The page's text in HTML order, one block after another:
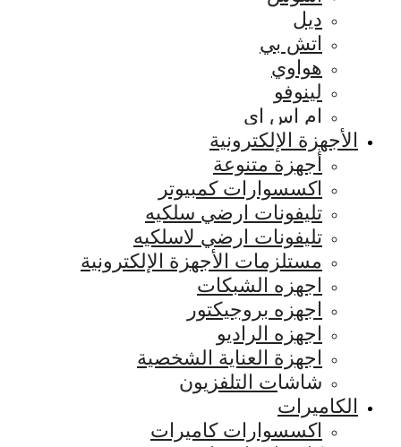
ديل
اتش بي
هواوي
لينوفو
ام اس اي
الأجهزة الإلكترونية
أجهزة متنوعة
اكسسوارات كمبيوتر
تليفونات ارضي سلكيه
تليفونات ارضي لاسلكيه
مستلزمات الأجهزة الإلكترونية
اجهزه الشبكات
اجهزه بروجيكتور
اجهزه الراديو
اجهزة العناية الشخصية
شاشات التلفزيون
الكاميرات
اكسسوارات كاميرات